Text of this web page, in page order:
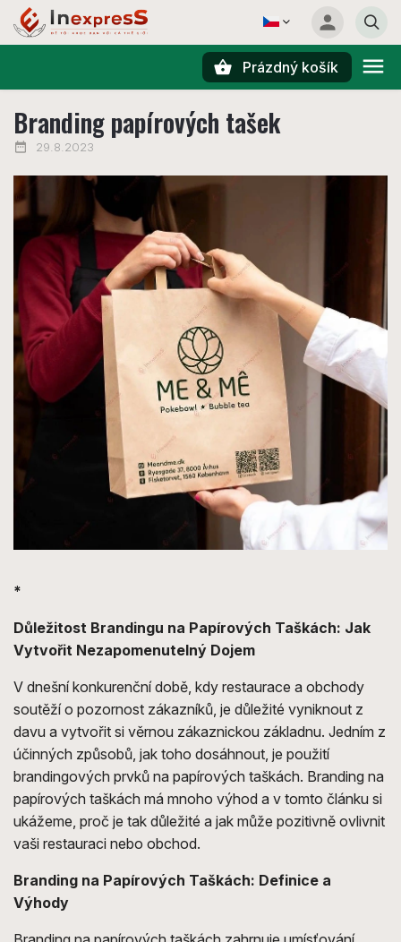
Prázdný košík
Branding papírových tašek
29.8.2023
*
Důležitost Brandingu na Papírových Taškách: Jak
Vytvořit Nezapomenutelný Dojem
V dnešní konkurenční době, kdy restaurace a obchody
soutěží o pozornost zákazníků, je důležité vyniknout z
davu a vytvořit si věrnou zákaznickou základnu. Jedním z
účinných způsobů, jak toho dosáhnout, je použití
brandingových prvků na papírových taškách. Branding na
papírových taškách má mnoho výhod a v tomto článku si
ukážeme, proč je tak důležité a jak může pozitivně ovlivnit
vaši restauraci nebo obchod.
Branding na Papírových Taškách: Definice a
Výhody